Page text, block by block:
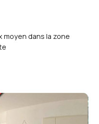
moyen dans la zone